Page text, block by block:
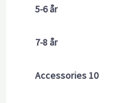
5-6 år
7-8 år
Accessories 10